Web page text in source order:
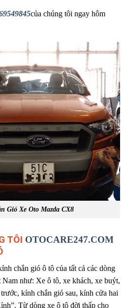
của chúng tôi ngay hôm
Gió Xe Oto Mazda CX8
TÔI OTOCARE247.COM
chắn gió ô tô của tất cả các dòng
như: Xe ô tô, xe khách, xe buýt,
kính chắn gió sau, kính cửa hai
Từ dòng xe ô tô đời thấp cho